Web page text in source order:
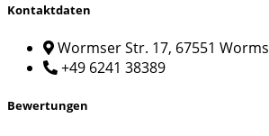
Kontaktdaten
Wormser Str. 17, 67551 Worms
+49 6241 38389
Bewertungen